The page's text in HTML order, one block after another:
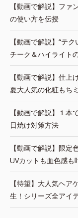
【動画で解説】フ
の使い方を伝授
【動画で解説】“テ
チーク＆ハイライト
【動画で解説】仕
夏大人気の化粧もち
【動画で解説】１本
日焼け対策方法
【動画で解説】限定
UVカットも血色感も
【待望】大人気ヘ
生！シリーズ全アイ